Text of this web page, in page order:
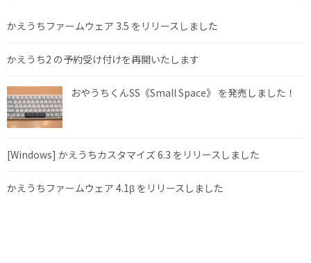
かえうちファームウェア 3.5 をリリースしました
かえうち2 の予約受け付けを再開いたします
おやうちくんSS《Small Space》 を発売しました！
[Windows] かえうちカスタマイズ 6.3 をリリースしました
かえうちファームウェア 4.1β をリリースしました